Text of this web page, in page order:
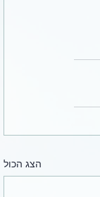
הצג הכול